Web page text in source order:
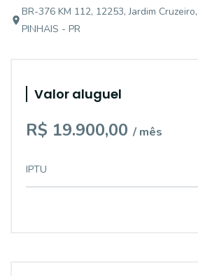
BR-376 KM 112, 12253, Jardim
PINHAIS - PR
Valor aluguel
R$ 19.900,00 / mês
IPTU